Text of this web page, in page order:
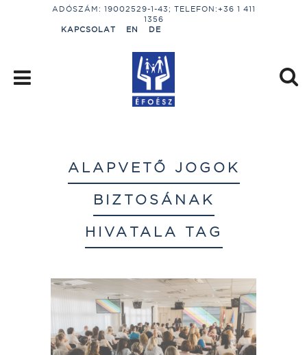
ADÓSZÁM: 19002529-1-43; TELEFON:+36 1 411
1356
KAPCSOLAT
EN DE
ALAPVETŐ JOGOK
BIZTOSÁNAK
HIVATALA TAG